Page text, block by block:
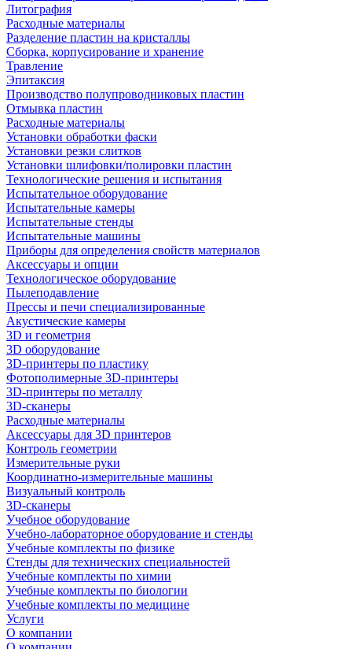
Литография
Расходные материалы
Разделение пластин на кристаллы
Сборка, корпусирование и хранение
Травление
Эпитаксия
Производство полупроводниковых пластин
Отмывка пластин
Расходные материалы
Установки обработки фаски
Установки резки слитков
Установки шлифовки/полировки пластин
Технологические решения и испытания
Испытательное оборудование
Испытательные камеры
Испытательные стенды
Испытательные машины
Приборы для определения свойств материалов
Аксессуары и опции
Технологическое оборудование
Пылеподавление
Прессы и печи специализированные
Акустические камеры
3D и геометрия
3D оборудование
3D-принтеры по пластику
Фотополимерные 3D-принтеры
3D-принтеры по металлу
3D-сканеры
Расходные материалы
Аксессуары для 3D принтеров
Контроль геометрии
Измерительные руки
Координатно-измерительные машины
Визуальный контроль
3D-сканеры
Учебное оборудование
Учебно-лабораторное оборудование и стенды
Учебные комплекты по физике
Стенды для технических специальностей
Учебные комплекты по химии
Учебные комплекты по биологии
Учебные комплекты по медицине
Услуги
О компании